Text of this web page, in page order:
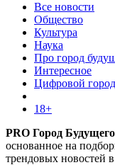
Все новости
Общество
Культура
Наука
Про город
Интересное
Цифровой город
18+
PRO Город Будущего
основанное на
трендовых новостей